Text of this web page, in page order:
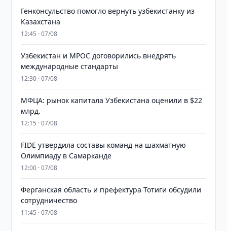
Генконсульство помогло вернуть узбекистанку из
Казахстана
12:45 · 07/08
Узбекистан и MPOC договорились внедрять
международные стандарты
12:30 · 07/08
МФЦА: рынок капитала Узбекистана оценили в $22
млрд.
12:15 · 07/08
FIDE утвердила составы команд на шахматную
Олимпиаду в Самарканде
12:00 · 07/08
Ферганская область и префектура Тотиги обсудили
сотрудничество
11:45 · 07/08